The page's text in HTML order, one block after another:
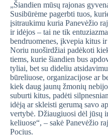
„Šiandien mūsų rajonas
Susibūrėme pagerbti tuos,
įsitraukimu kuria Panevėžio
ir idėjos – tai ne tik
bendruomenes, įkvepia kitus
Noriu nuoširdžiai padėkoti
tiems, kurie šiandien bus
tyliai, bet su dideliu
būreliuose, organizacijose ar
kiek daug jaunų žmonių
suburti kitus, padėti
idėją ar skleisti gerumą savo
vertybė. Džiaugiuosi dėl jūsų
keliuose“, – sakė Panevėžio
Pocius.